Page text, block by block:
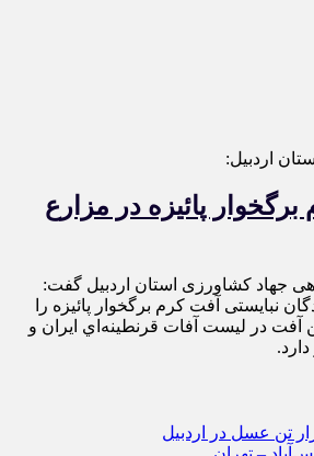
اردبیل:
پائیزه در مزارع
جهاد کشاورزی استان اردبیل گفت:
نبایستی آفت کرم برگخوار پائیزه را
آفت در ليست آفات قرنطينه‌اي ايران و